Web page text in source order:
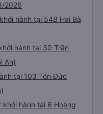
2026
hành tại 548 Hai Bà
hành tại 30 Trần
An)
tại 103 Tôn Đức
khởi hành tại 6 Hoàng